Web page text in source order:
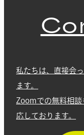
私たちは、直接会
ます。
Zoomでの無料相談
応しております。